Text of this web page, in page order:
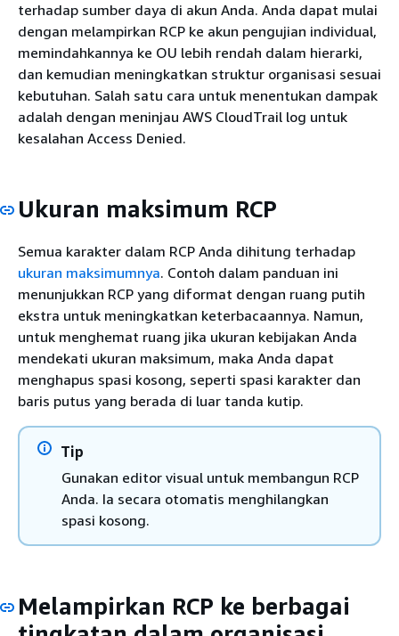
terhadap sumber daya di akun Anda. Anda dapat mulai
dengan melampirkan RCP ke akun pengujian individual,
memindahkannya ke OU lebih rendah dalam hierarki,
dan kemudian meningkatkan struktur organisasi sesuai
kebutuhan. Salah satu cara untuk menentukan dampak
adalah dengan meninjau AWS CloudTrail log untuk
kesalahan Access Denied.
Ukuran maksimum RCP
Semua karakter dalam RCP Anda dihitung terhadap
ukuran maksimumnya. Contoh dalam panduan ini
menunjukkan RCP yang diformat dengan ruang putih
ekstra untuk meningkatkan keterbacaannya. Namun,
untuk menghemat ruang jika ukuran kebijakan Anda
mendekati ukuran maksimum, maka Anda dapat
menghapus spasi kosong, seperti spasi karakter dan
baris putus yang berada di luar tanda kutip.
Tip
Gunakan editor visual untuk membangun RCP
Anda. Ia secara otomatis menghilangkan
spasi kosong.
Melampirkan RCP ke berbagai